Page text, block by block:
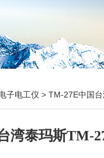
子电工仪 > TM-27E中国台
湾泰玛斯TM-